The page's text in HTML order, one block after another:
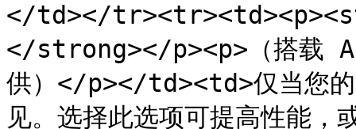
</td></
</strong></p><p>（搭载
供）</p></td><td>仅当您的
见。选择此选项可提高性能，